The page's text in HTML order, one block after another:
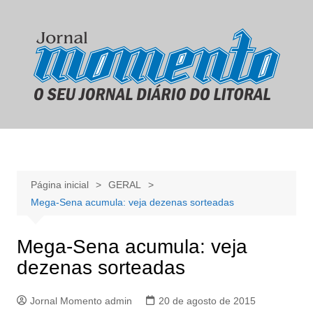
conteúdo
Página inicial
GERAL
Mega-Sena acumula: veja dezenas sorteadas
Mega-Sena acumula: veja
dezenas sorteadas
Jornal Momento admin
20 de agosto de 2015